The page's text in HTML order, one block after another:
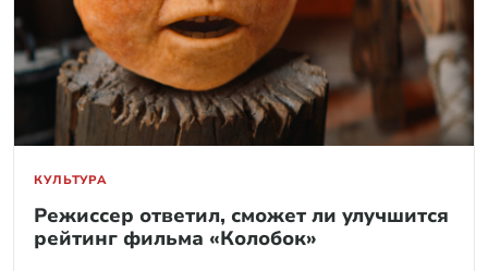
КУЛЬТУРА
Режиссер ответил, сможет ли улучшится
рейтинг фильма «Колобок»